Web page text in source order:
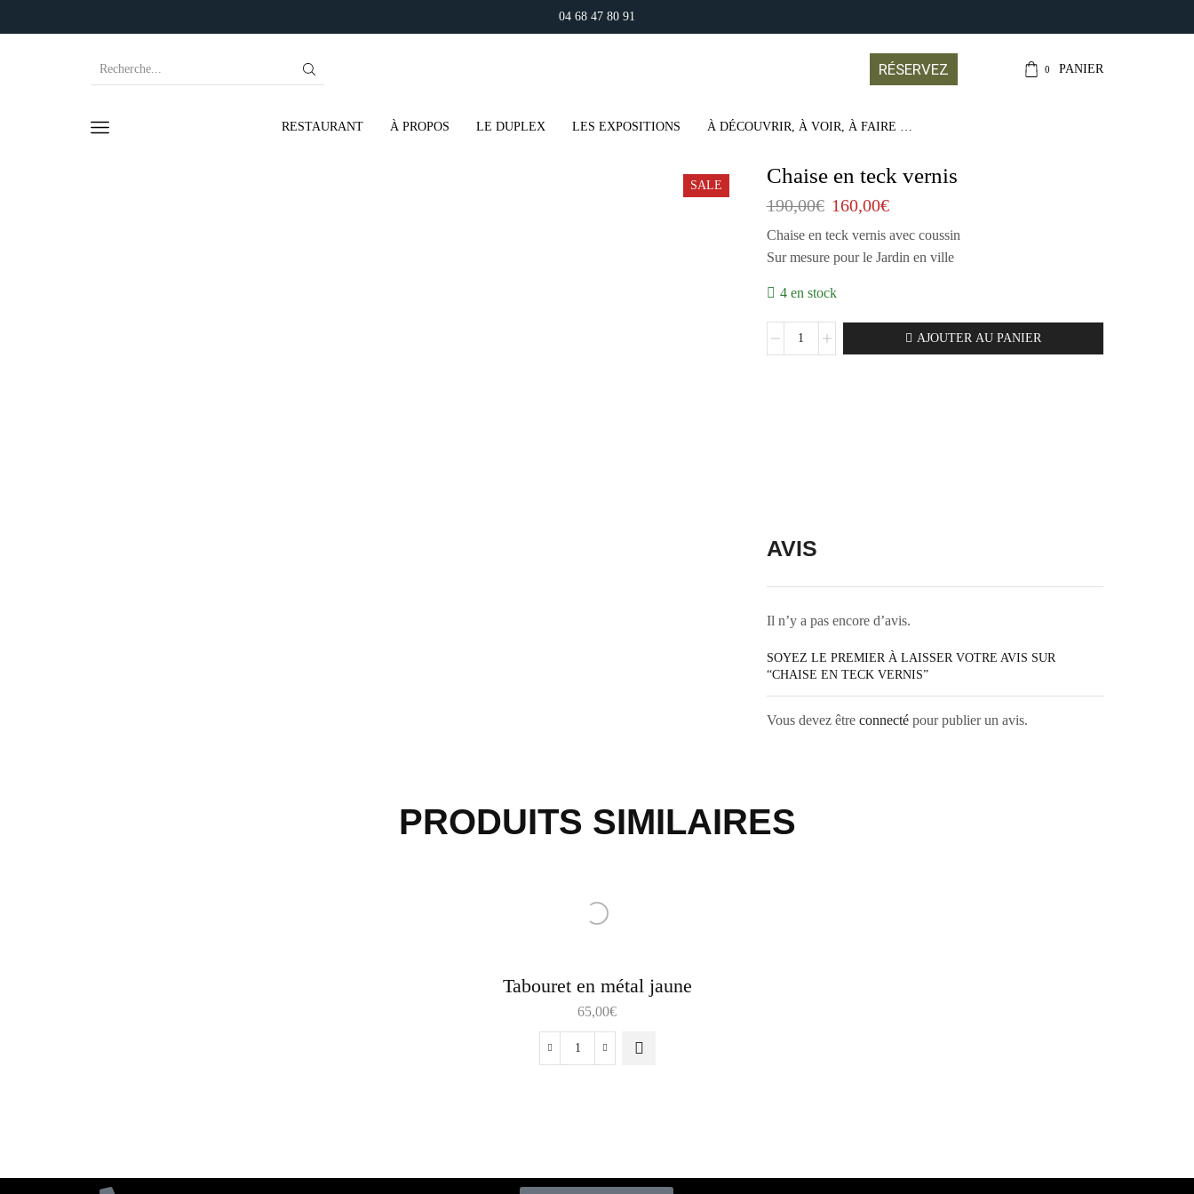
04 68 47 80 91
RÉSERVEZ 0 PANIER
RESTAURANT À PROPOS LE DUPLEX LES EXPOSITIONS À DÉCOUVRIR, À VOIR, À FAIRE …
SALE Chaise en teck vernis
190,00€ 160,00€
Chaise en teck vernis avec coussin
Sur mesure pour le Jardin en ville
4 en stock
AJOUTER AU PANIER
AVIS
Il n’y a pas encore d’avis.
SOYEZ LE PREMIER À LAISSER VOTRE AVIS SUR
“CHAISE EN TECK VERNIS”
Vous devez être connectépour publier un avis.
PRODUITS SIMILAIRES
Tabouret en métal jaune
65,00€